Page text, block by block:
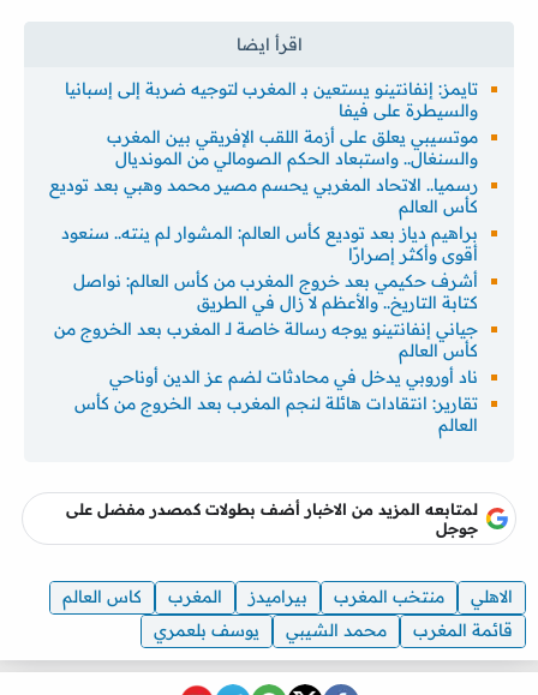
تايمز: إنفانتينو يستعين بـ المغرب لتوجيه ضربة إلى إسبانيا
والسيطرة على فيفا
موتسيبي يعلق على أزمة اللقب الإفريقي بين المغرب
والسنغال.. واستبعاد الحكم الصومالي من المونديال
رسميا.. الاتحاد المغربي يحسم مصير محمد وهبي بعد توديع
كأس العالم
براهيم دياز بعد توديع كأس العالم: المشوار لم ينته.. سنعود
أقوى وأكثر إصرارًا
أشرف حكيمي بعد خروج المغرب من كأس العالم: نواصل
كتابة التاريخ.. والأعظم لا زال في الطريق
جياني إنفانتينو يوجه رسالة خاصة لـ المغرب بعد الخروج من
كأس العالم
ناد أوروبي يدخل في محادثات لضم عز الدين أوناحي
تقارير: انتقادات هائلة لنجم المغرب بعد الخروج من كأس
العالم
لمتابعه المزيد من الاخبار أضف بطولات كمصدر مفضل على
جوجل
الاهلي منتخب المغرب بيراميدز المغرب
كاس العالم
قائمة المغرب
محمد الشيبي يوسف بلعمري